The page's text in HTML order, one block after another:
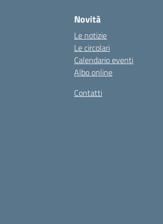
Novità
Le notizie
Le circolari
Calendario eventi
Albo online
Contatti